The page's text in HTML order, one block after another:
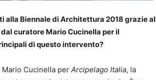
alla Biennale di Architettura 2018 grazie al
curatore Mario Cucinella per il
di questo intervento?
Cucinella per Arcipelago Italia, la